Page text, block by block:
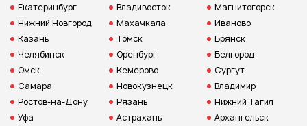
Екатеринбург
Нижний Новгород
Казань
Челябинск
Омск
Самара
Ростов-на-Дону
Уфа
Владивосток
Махачкала
Томск
Оренбург
Кемерово
Новокузнецк
Рязань
Астрахань
Магнитогорск
Иваново
Брянск
Белгород
Сургут
Владимир
Нижний Тагил
Архангельск